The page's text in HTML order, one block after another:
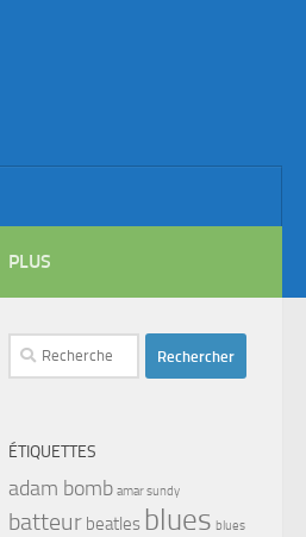
PLUS
Rechercher :
ÉTIQUETTES
adam bomb amar sundy
batteur beatles blues blues